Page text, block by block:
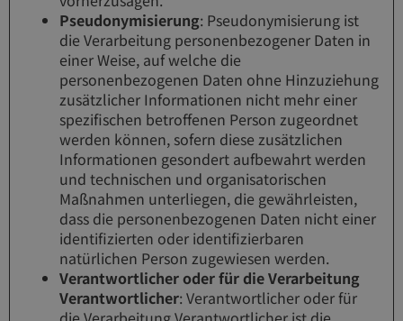
Pseudonymisierung: Pseudonymisierung ist
die Verarbeitung personenbezogener Daten in
einer Weise, auf welche die
personenbezogenen Daten ohne Hinzuziehung
zusätzlicher Informationen nicht mehr einer
spezifischen betroffenen Person zugeordnet
werden können, sofern diese zusätzlichen
Informationen gesondert aufbewahrt werden
und technischen und organisatorischen
Maßnahmen unterliegen, die gewährleisten,
dass die personenbezogenen Daten nicht einer
identifizierten oder identifizierbaren
natürlichen Person zugewiesen werden.
Verantwortlicher oder für die Verarbeitung
Verantwortlicher: Verantwortlicher oder für